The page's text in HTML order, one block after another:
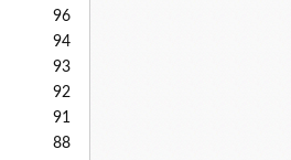
96
94
93
92
91
88